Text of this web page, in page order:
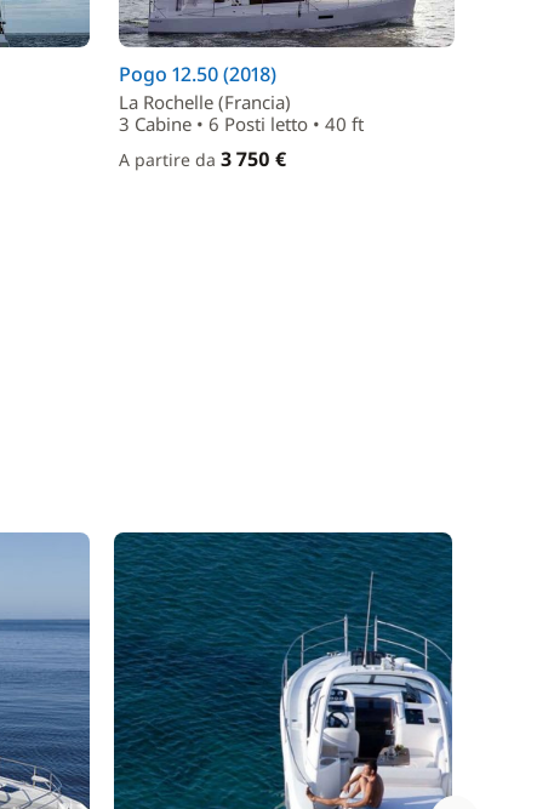
Pogo 12.50 (2018)
La Rochelle (Francia)
3 Cabine • 6 Posti letto • 40 ft
A partire da 3 750 €